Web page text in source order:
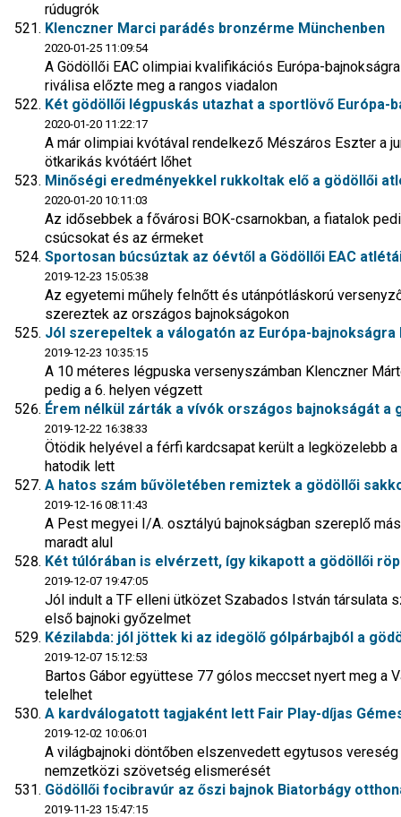
rúdugrók
Klenczner Marci parádés bronzérme Münchenben
2020-01-25 11:09:54
A Gödöllői EAC olimpiai kvalifikációs Európa-
riválisa előzte meg a rangos viadalon
Két gödöllői légpuskás utazhat a sportlövő Európa-
2020-01-20 11:22:17
A már olimpiai kvótával rendelkező Mészáros Eszter a
ötkarikás kvótáért lőhet
Minőségi eredményekkel rukkoltak elő a gödöllői
2020-01-20 10:11:03
Az idősebbek a fővárosi BOK-csarnokban, a fiatalok
csúcsokat és az érmeket
Sportosan búcsúztak az óévtől a Gödöllői EAC
2019-12-23 15:05:38
Az egyetemi műhely felnőtt és utánpótláskorú
szereztek az országos bajnokságokon
Jól szerepeltek a válogatón az Európa-
2019-12-23 10:35:15
A 10 méteres légpuska versenyszámban Klenczner
pedig a 6. helyen végzett
Érem nélkül zárták a vívók országos bajnokságát a
2019-12-22 16:38:33
Ötödik helyével a férfi kardcsapat került a legközelebb
hatodik lett
A hatos szám bűvöletében remiztek a gödöllői
2019-12-16 08:11:43
A Pest megyei I/A. osztályú bajnokságban szereplő
maradt alul
Két túlórában is elvérzett, így kikapott a gödöllői
2019-12-07 19:47:05
Jól indult a TF elleni ütközet Szabados István társulata
első bajnoki győzelmet
Kézilabda: jól jöttek ki az idegölő gólpárbajból a
2019-12-07 15:12:53
Bartos Gábor együttese 77 gólos meccset nyert meg a
telelhet
A kardválogatott tagjaként lett Fair Play-díjas
2019-12-02 10:06:01
A világbajnoki döntőben elszenvedett egytusos
nemzetközi szövetség elismerését
Gödöllői focibravúr az őszi bajnok Biatorbágy
2019-11-23 15:47:15